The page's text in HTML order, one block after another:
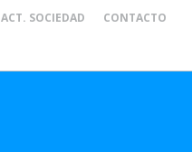
ACT. SOCIEDAD CONTACTO